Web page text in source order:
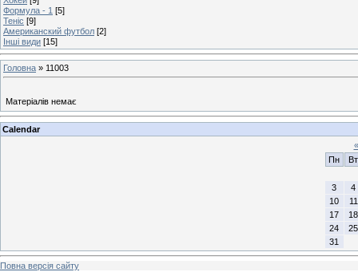
Формула - 1 [5]
Теніс [9]
Американский футбол [2]
Інші види [15]
Головна » 11003
Матеріалів немає
Calendar
«
Пн
Вт
3
4
10
11
17
18
24
25
31
Повна версія сайту